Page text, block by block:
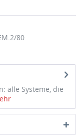
80
alle Systeme, die